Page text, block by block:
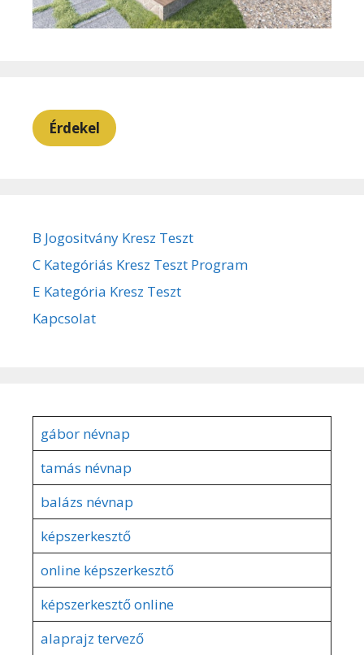
Érdekel
B Jogositvány Kresz Teszt
C Kategóriás Kresz Teszt Program
E Kategória Kresz Teszt
Kapcsolat
gábor névnap
tamás névnap
balázs névnap
képszerkesztő
online képszerkesztő
képszerkesztő online
alaprajz tervező